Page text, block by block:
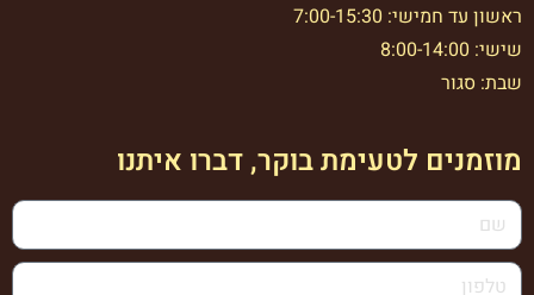
ראשון עד חמישי: 7:00-15:30
שישי: 8:00-14:00
שבת: סגור
מוזמנים לטעימת בוקר, דברו איתנו